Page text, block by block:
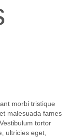
morbi tristique
malesuada fames
tortor
ultricies eget,